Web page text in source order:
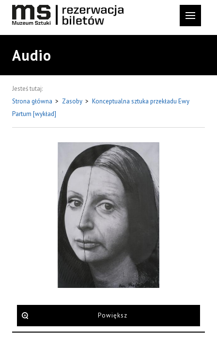
Audio
Jesteś tutaj:
Strona główna > Zasoby > Konceptualna sztuka przekładu Ewy
Partum [wykład]
Powiększ